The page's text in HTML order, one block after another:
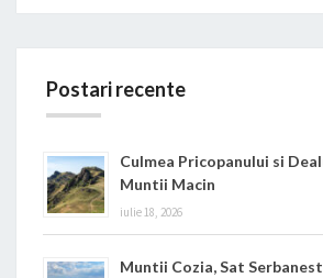
Postari recente
Culmea Pricopanului si
Muntii Macin
iulie 18, 2026
Muntii Cozia, Sat